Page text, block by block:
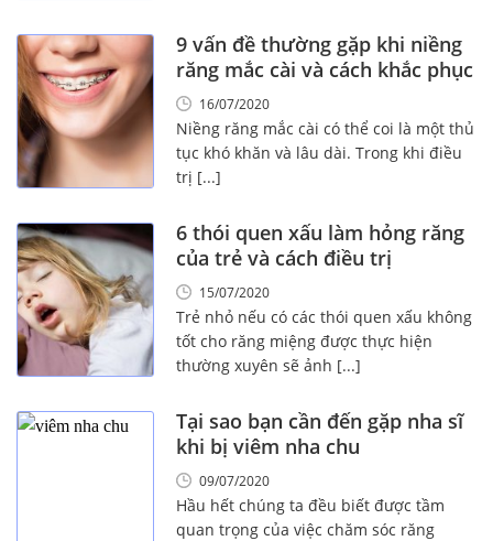
9 vấn đề thường gặp khi niềng
răng mắc cài và cách khắc phục
16/07/2020
Niềng răng mắc cài có thể coi là một thủ
tục khó khăn và lâu dài. Trong khi điều
trị [...]
6 thói quen xấu làm hỏng răng
của trẻ và cách điều trị
15/07/2020
Trẻ nhỏ nếu có các thói quen xấu không
tốt cho răng miệng được thực hiện
thường xuyên sẽ ảnh [...]
Tại sao bạn cần đến gặp nha sĩ
khi bị viêm nha chu
09/07/2020
Hầu hết chúng ta đều biết được tầm
quan trọng của việc chăm sóc răng